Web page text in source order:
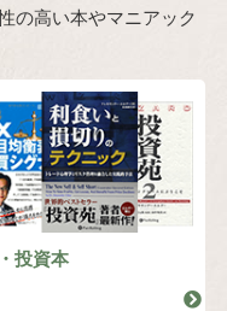
の高い本やマニアック
投資本